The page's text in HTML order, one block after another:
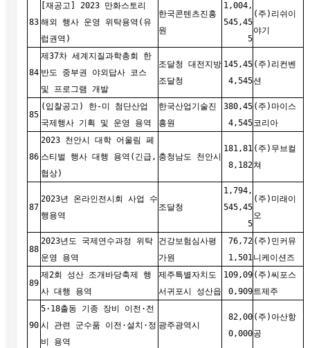
83
[재공고] 2023 만화스토리
해외 행사 운영 위탁용역(유
럽권역)
한국콘텐츠진흥
원
1,004,
545,45
5
(주)리쉬이
야기
84
제37차 세계지질과학총회 한
반도 중부권 야외답사 코스
및 프로그램 개발
조달청 대전지방
조달청
145,45
4,545
(주)리컨벤
션
85
(입찰공고) 한-미 첨단산업
국제행사 기획 및 운영 용역
한국산업기술진
흥원
380,45
4,545
(주)마이스
코리아
86
2023 천안시 대학 어울림 페
스티벌 행사 대행 용역(긴급,
협상)
충청남도 천안시
181,81
8,182
(주)무브컬
쳐
87
2023년 온라인전시회 사업 수
행용역
조달청
1,794,
545,45
5
(주)미래이
오
88
2023년도 국제연수과정 위탁
운영 용역
건강보험심사평
가원
76,72
1,501
(주)민커뮤
니케이션즈
89
제2회 성산 조개바당축제 행
사 대행 용역
제주특별자치도
서귀포시 성산읍
109,09
0,909
(주)씨포스
트제주
90
5·18출동 기종 장비 이전·전
시 관련 군수품 이전·설치·정
비 용역
광주광역시
82,00
0,000
(주)아산항
공